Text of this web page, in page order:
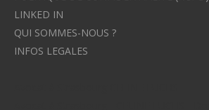
LINKED IN
QUI SOMMES-NOUS ?
INFOS LEGALES